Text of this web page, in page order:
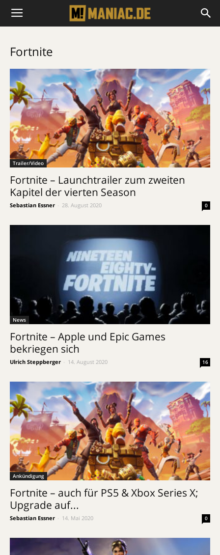
Fortnite
Trailer/Video
Fortnite – Launchtrailer zum zweiten
Kapitel der vierten Season
Sebastian Essner 28. August 2020 0
News
Fortnite – Apple und Epic Games
bekriegen sich
Ulrich Steppberger 14. August 2020 16
Ankündigung
Fortnite – auch für PS5 & Xbox Series X;
Upgrade auf...
Sebastian Essner 14. Mai 2020 0